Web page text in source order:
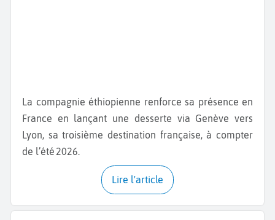
La compagnie éthiopienne renforce sa présence en
France en lançant une desserte via Genève vers
Lyon, sa troisième destination française, à compter
de l’été 2026.
Lire l'article